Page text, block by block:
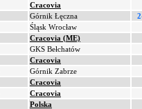
Cracovia
Górnik Łęczna
Śląsk Wrocław
Cracovia (ME)
GKS Bełchatów
Cracovia
Górnik Zabrze
Cracovia
Cracovia
Polska